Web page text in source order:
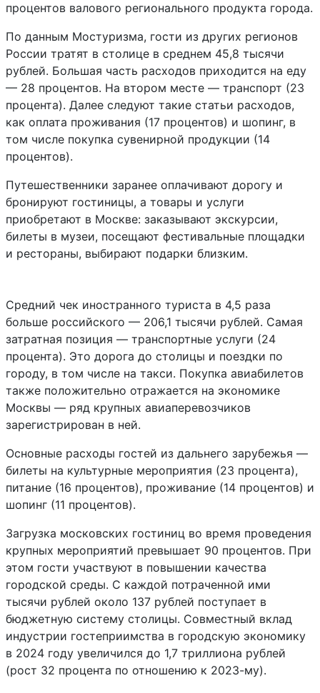
процентов валового регионального продукта города.
По данным Мостуризма, гости из других регионов
России тратят в столице в среднем 45,8 тысячи
рублей. Большая часть расходов приходится на еду
— 28 процентов. На втором месте — транспорт (23
процента). Далее следуют такие статьи расходов,
как оплата проживания (17 процентов) и шопинг, в
том числе покупка сувенирной продукции (14
процентов).
Путешественники заранее оплачивают дорогу и
бронируют гостиницы, а товары и услуги
приобретают в Москве: заказывают экскурсии,
билеты в музеи, посещают фестивальные площадки
и рестораны, выбирают подарки близким.
Средний чек иностранного туриста в 4,5 раза
больше российского — 206,1 тысячи рублей. Самая
затратная позиция — транспортные услуги (24
процента). Это дорога до столицы и поездки по
городу, в том числе на такси. Покупка авиабилетов
также положительно отражается на экономике
Москвы — ряд крупных авиаперевозчиков
зарегистрирован в ней.
Основные расходы гостей из дальнего зарубежья —
билеты на культурные мероприятия (23 процента),
питание (16 процентов), проживание (14 процентов) и
шопинг (11 процентов).
Загрузка московских гостиниц во время проведения
крупных мероприятий превышает 90 процентов. При
этом гости участвуют в повышении качества
городской среды. С каждой потраченной ими
тысячи рублей около 137 рублей поступает в
бюджетную систему столицы. Совместный вклад
индустрии гостеприимства в городскую экономику
в 2024 году увеличился до 1,7 триллиона рублей
(рост 32 процента по отношению к 2023-му).